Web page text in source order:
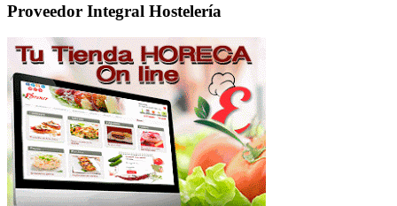
Proveedor Integral Hostelería